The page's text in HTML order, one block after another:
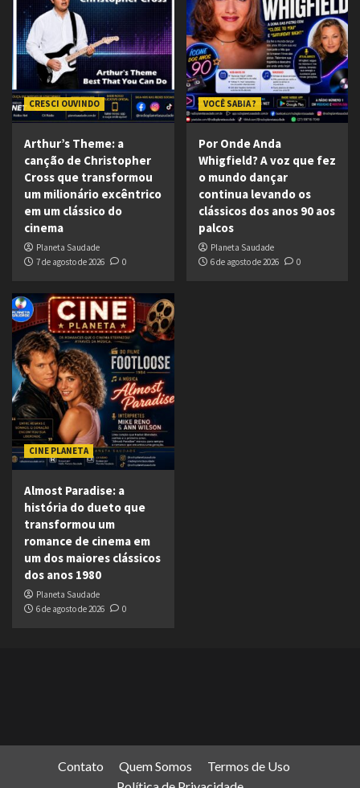
CRESCI OUVINDO
Arthur’s Theme: a
canção de Christopher
Cross que transformou
um milionário excêntrico
em um clássico do
cinema
Planeta Saudade
7 de agosto de 2026
0
VOCÊ SABIA ?
Por Onde Anda
Whigfield? A voz que fez
o mundo dançar
continua levando os
clássicos dos anos 90 aos
palcos
Planeta Saudade
6 de agosto de 2026
0
CINE PLANETA
Almost Paradise: a
história do dueto que
transformou um
romance de cinema em
um dos maiores clássicos
dos anos 1980
Planeta Saudade
6 de agosto de 2026
0
Contato Quem Somos
Termos de Uso